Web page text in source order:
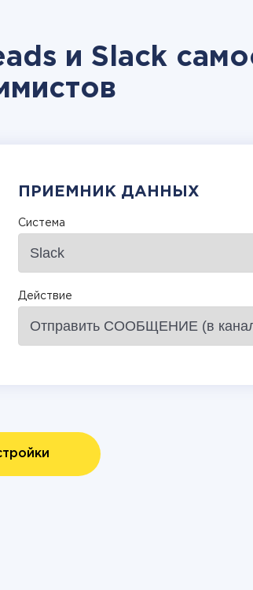
и Slack
ПРИЕМНИК ДАННЫХ
Система
Действие